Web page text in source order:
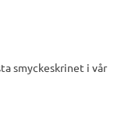
smyckeskrinet i vår